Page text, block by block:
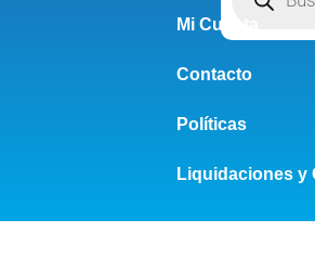
Mi Cuenta
Contacto
Políticas
Liquidaciones y